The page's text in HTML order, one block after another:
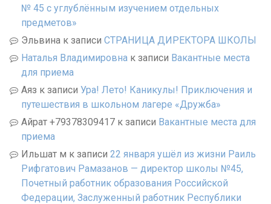
№ 45 с углублённым изучением отдельных
предметов»
Эльвина к записи СТРАНИЦА ДИРЕКТОРА ШКОЛЫ
Наталья Владимировна к записи Вакантные места
для приема
Аяз к записи Ура! Лето! Каникулы! Приключения и
путешествия в школьном лагере «Дружба»
Айрат +79378309417 к записи Вакантные места для
приема
Ильшат м к записи 22 января ушёл из жизни Раиль
Рифгатович Рамазанов — директор школы №45,
Почетный работник образования Российской
Федерации, Заслуженный работник Республики